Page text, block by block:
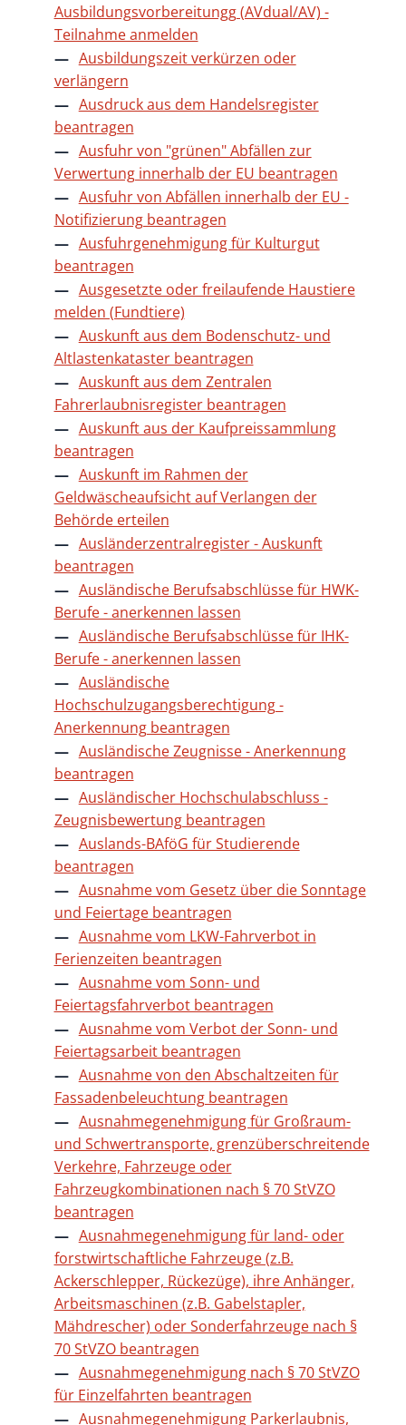
Ausbildungsvorbereitungg (AVdual/AV) -
Teilnahme anmelden
Ausbildungszeit verkürzen oder
verlängern
Ausdruck aus dem Handelsregister
beantragen
Ausfuhr von "grünen" Abfällen zur
Verwertung innerhalb der EU beantragen
Ausfuhr von Abfällen innerhalb der EU -
Notifizierung beantragen
Ausfuhrgenehmigung für Kulturgut
beantragen
Ausgesetzte oder freilaufende Haustiere
melden (Fundtiere)
Auskunft aus dem Bodenschutz- und
Altlastenkataster beantragen
Auskunft aus dem Zentralen
Fahrerlaubnisregister beantragen
Auskunft aus der Kaufpreissammlung
beantragen
Auskunft im Rahmen der
Geldwäscheaufsicht auf Verlangen der
Behörde erteilen
Ausländerzentralregister - Auskunft
beantragen
Ausländische Berufsabschlüsse für HWK-
Berufe - anerkennen lassen
Ausländische Berufsabschlüsse für IHK-
Berufe - anerkennen lassen
Ausländische
Hochschulzugangsberechtigung -
Anerkennung beantragen
Ausländische Zeugnisse - Anerkennung
beantragen
Ausländischer Hochschulabschluss -
Zeugnisbewertung beantragen
Auslands-BAföG für Studierende
beantragen
Ausnahme vom Gesetz über die Sonntage
und Feiertage beantragen
Ausnahme vom LKW-Fahrverbot in
Ferienzeiten beantragen
Ausnahme vom Sonn- und
Feiertagsfahrverbot beantragen
Ausnahme vom Verbot der Sonn- und
Feiertagsarbeit beantragen
Ausnahme von den Abschaltzeiten für
Fassadenbeleuchtung beantragen
Ausnahmegenehmigung für Großraum-
und Schwertransporte, grenzüberschreitende
Verkehre, Fahrzeuge oder
Fahrzeugkombinationen nach § 70 StVZO
beantragen
Ausnahmegenehmigung für land- oder
forstwirtschaftliche Fahrzeuge (z.B.
Ackerschlepper, Rückezüge), ihre Anhänger,
Arbeitsmaschinen (z.B. Gabelstapler,
Mähdrescher) oder Sonderfahrzeuge nach §
70 StVZO beantragen
Ausnahmegenehmigung nach § 70 StVZO
für Einzelfahrten beantragen
Ausnahmegenehmigung Parkerlaubnis,